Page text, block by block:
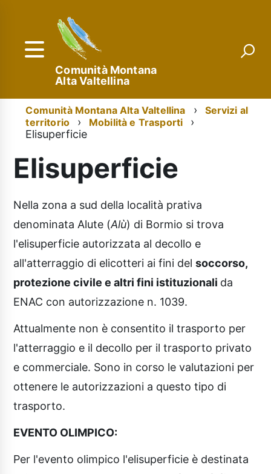
principale
Comunità Montana
Alta Valtellina
Menu
navigazione
Briciole
di
Comunità Montana Alta Valtellina
Servizi al
territorio
Mobilità e Trasporti
Elisuperficie
Elisuperficie
Nella zona a sud della località prativa
denominata Alute (Alù) di Bormio si trova
l'elisuperficie autorizzata al decollo e
all'atterraggio di elicotteri ai fini delsoccorso,
protezione civile e altri fini istituzionali da
ENAC con autorizzazione n. 1039.
Attualmente non è consentito il trasporto per
l'atterraggio e il decollo per il trasporto privato
e commerciale. Sono in corso le valutazioni per
ottenere le autorizzazioni a questo tipo di
trasporto.
EVENTO OLIMPICO:
Per l'evento olimpico l'elisuperficie è destinata